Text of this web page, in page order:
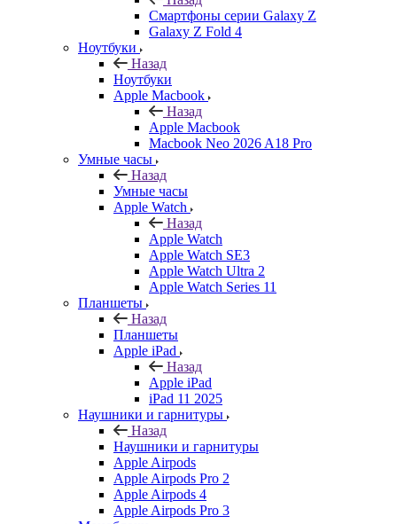
Смартфоны серии Galaxy Z
Galaxy Z Fold 4
Ноутбуки
Назад
Ноутбуки
Apple Macbook
Назад
Apple Macbook
Macbook Neo 2026 A18 Pro
Умные часы
Назад
Умные часы
Apple Watch
Назад
Apple Watch
Apple Watch SE3
Apple Watch Ultra 2
Apple Watch Series 11
Планшеты
Назад
Планшеты
Apple iPad
Назад
Apple iPad
iPad 11 2025
Наушники и гарнитуры
Назад
Наушники и гарнитуры
Apple Airpods
Apple Airpods Pro 2
Apple Airpods 4
Apple Airpods Pro 3